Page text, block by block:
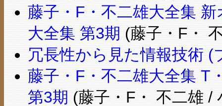
藤子・F・不二雄大全集
大全集 第3期 (藤子・F・
冗長性から見た情報技術 (
藤子・F・不二雄大全集 T
第3期 (藤子・F・ 不二雄 /